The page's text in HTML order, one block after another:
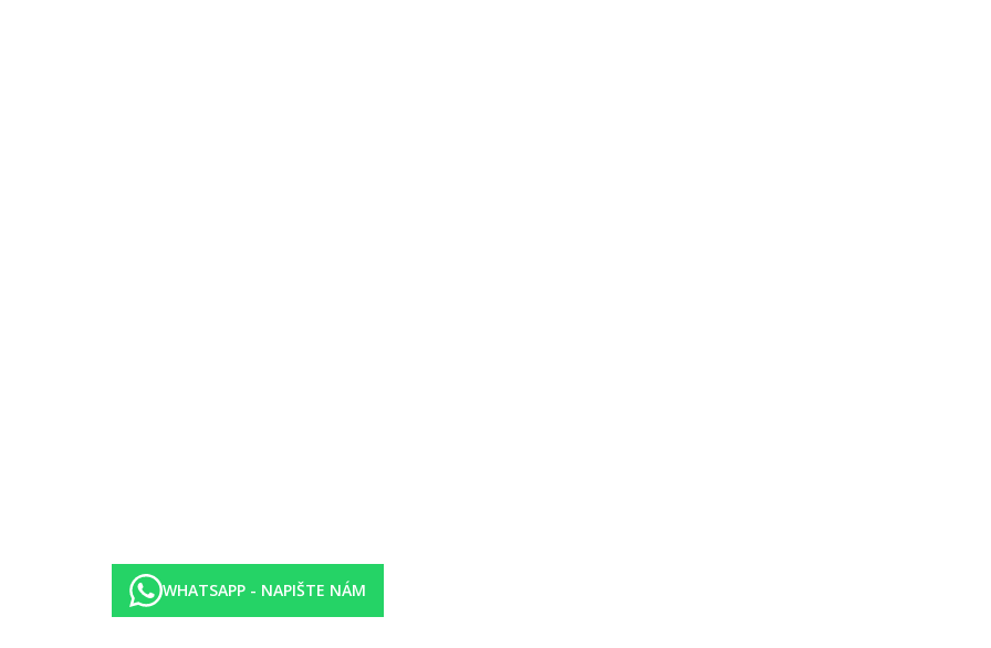
hod.)
za poplatek), stolní tenis, kulečník, šipky, plážový volleyball.
nemá bližší informace k aktuálnímu provozu centra, nabízeným službám, ani cenám a nenese za ně žádnou odpovědnost.
WHATSAPP - NAPIŠTE NÁM